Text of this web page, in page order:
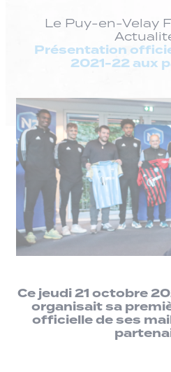
Le Puy-en-Velay
Présentation
2021-22 aux
Ce jeudi 21 octobre
organisait sa
officielle de ses